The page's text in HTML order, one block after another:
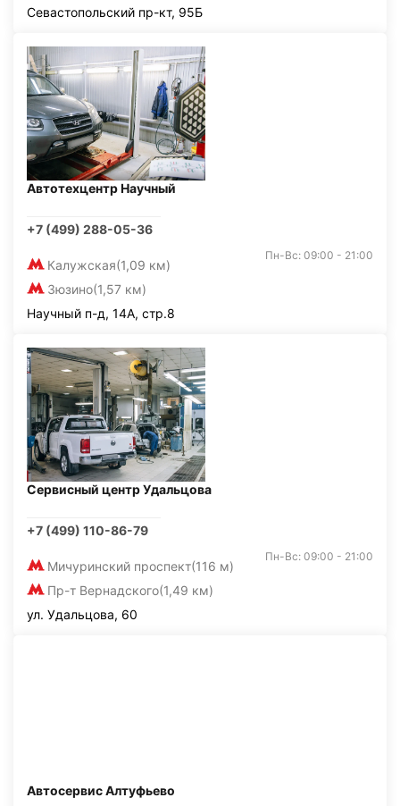
Севастопольский пр-кт, 95Б
Автотехцентр Научный
+7 (499) 288-05-36
Калужская(1,09 км)
Зюзино(1,57 км)
Пн-Вс: 09:00 - 21:00
Научный п-д, 14А, стр.8
Сервисный центр Удальцова
+7 (499) 110-86-79
Мичуринский проспект(116 м)
Пр-т Вернадского(1,49 км)
Пн-Вс: 09:00 - 21:00
ул. Удальцова, 60
Автосервис Алтуфьево